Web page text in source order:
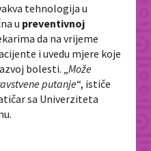
tehnologija u
u preventivnoj
da na vrijeme
i uvedu mjere koje
bolesti. „Može
putanje“, ističe
sa Univerziteta